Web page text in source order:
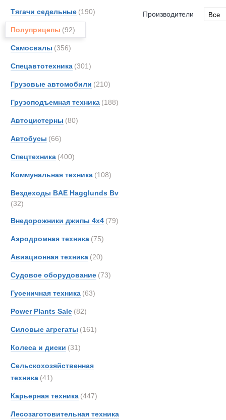
Тягачи седельные (190)
Полуприцепы (92)
Самосвалы (356)
Спецавтотехника (301)
Грузовые автомобили (210)
Грузоподъемная техника (188)
Автоцистерны (80)
Автобусы (66)
Спецтехника (400)
Коммунальная техника (108)
Вездеходы BAE Hagglunds Bv
(32)
Внедорожники джипы 4х4 (79)
Аэродромная техника (75)
Авиационная техника (20)
Судовое оборудование (73)
Гусеничная техника (63)
Power Plants Sale (82)
Силовые агрегаты (161)
Колеса и диски (31)
Сельскохозяйственная
техника (41)
Карьерная техника (447)
Лесозаготовительная техника
Производители
Все